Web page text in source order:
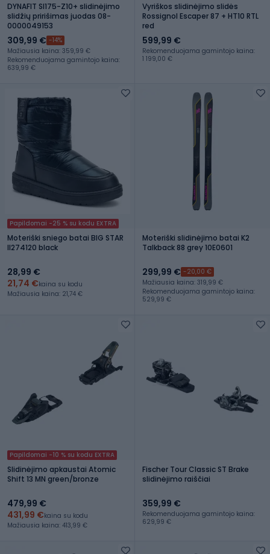
DYNAFIT Sl175-Z10+ slidinėjimo
slidžių pririšimas juodas 08-
0000049153
309,99 € -14%
Mažiausia kaina: 359,99 €
Rekomenduojama gamintojo kaina:
639,99 €
Vyriškos slidinėjimo slidės
Rossignol Escaper 87 + HT10 RTL
red
599,99 €
Rekomenduojama gamintojo kaina:
1 199,00 €
Papildomai -25 % su kodu EXTRA
Moteriški sniego batai BIG STAR
II274120 black
28,99 €
21,74 €kaina su kodu
Mažiausia kaina: 21,74 €
Moteriški slidinėjimo batai K2
Talkback 88 grey 10E0601
299,99 € -20,00 €
Mažiausia kaina: 319,99 €
Rekomenduojama gamintojo kaina:
529,99 €
Papildomai -10 % su kodu EXTRA
Slidinėjimo apkaustai Atomic
Shift 13 MN green/bronze
479,99 €
431,99 €kaina su kodu
Mažiausia kaina: 413,99 €
Fischer Tour Classic ST Brake
slidinėjimo raiščiai
359,99 €
Rekomenduojama gamintojo kaina:
629,99 €